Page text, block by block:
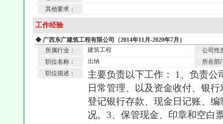
其他要求：
工作经验
◆ 广西东广建筑工程有限公司（2014年11月-2020年7月）
所属行业：
建筑工程
公司性
职位名称：
出纳
所在部
职位描述：
主要负责以下工作： 1、负责
日常管理、以及资金收付、银
登记银行存款、现金日记账、
况。3、保管现金、印章和空白